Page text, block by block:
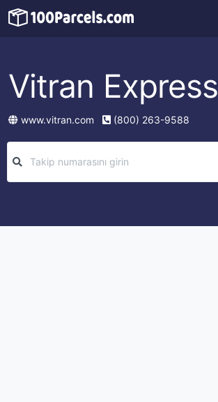
Vitran Express
www.vitran.com (800) 263-9588